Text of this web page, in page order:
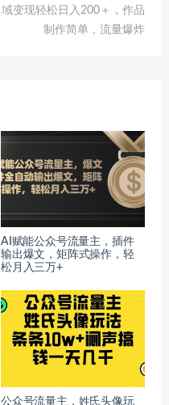
域变现轻松日入200＋，作品
制作简单，流量爆炸
AI赋能公众号流量主，插件
输出爆文，矩阵式操作，轻
松月入三万+
公众号流量主，姓氏头像玩